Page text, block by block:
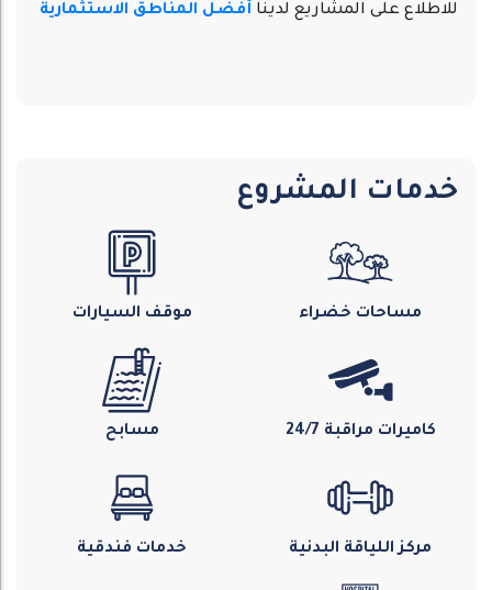
للاطلاع على المشاريع لدينا أفضل المناطق الاستثمارية
خدمات المشروع
مساحات خضراء موقف السيارات
كاميرات مراقبة 24/7 مسابح
مركز اللياقة البدنية خدمات فندقية